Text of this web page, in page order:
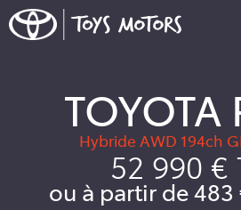
TOYOTA
Hybride AWD 194ch
52 990 €
ou à partir de483